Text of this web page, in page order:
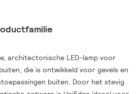
architectonische LED-lamp voor
die is ontwikkeld voor gevels en
buiten. Door het stevig